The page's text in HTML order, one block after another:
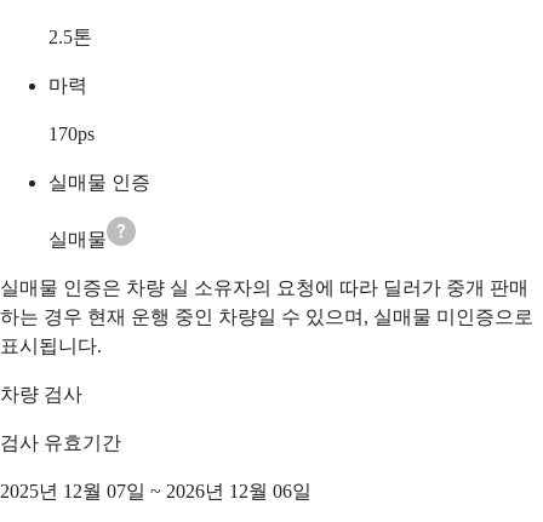
2.5톤
마력
170ps
실매물 인증
실매물
실매물 인증은 차량 실 소유자의 요청에 따라 딜러가 중개 판매
하는 경우 현재 운행 중인 차량일 수 있으며, 실매물 미인증으로
표시됩니다.
차량 검사
검사 유효기간
2025년 12월 07일 ~ 2026년 12월 06일